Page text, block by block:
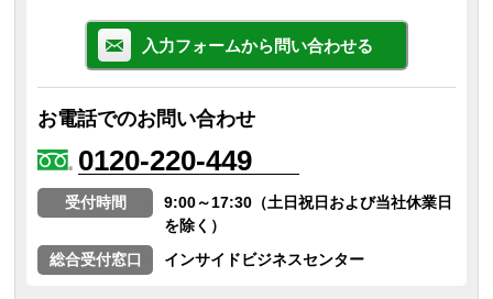
入力フォームから問い合わせる
お電話でのお問い合わせ
0120-220-449
受付時間
9:00～17:30（土日祝日および当社休業日
を除く）
総合受付窓口
インサイドビジネスセンター